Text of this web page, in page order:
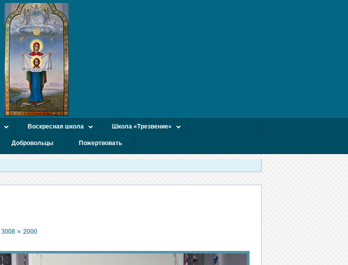
Воскресная школа Школа «Трезвение»
Добровольцы Пожертвовать
3008 × 2000